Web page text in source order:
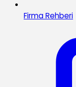
Firma Rehberi